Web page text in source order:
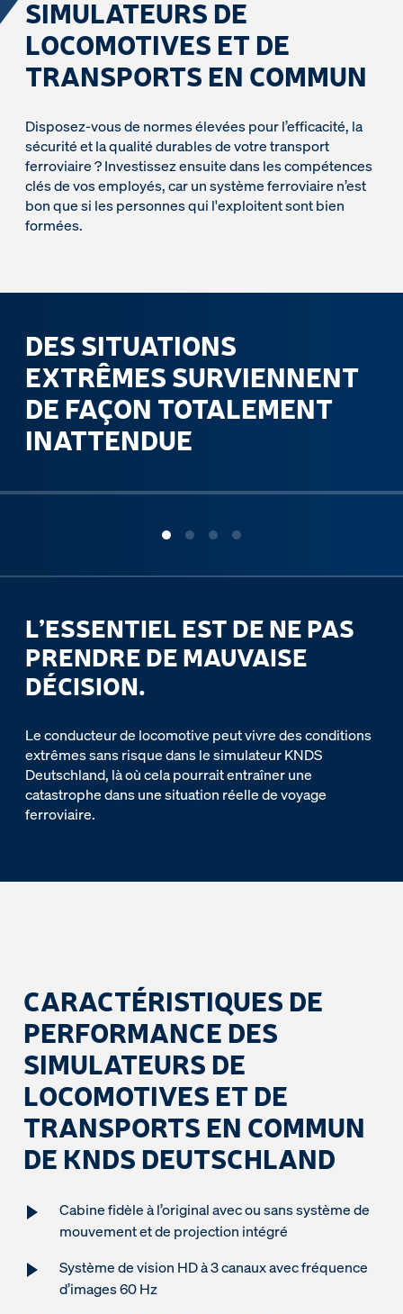
SIMULATEURS DE
LOCOMOTIVES ET DE
TRANSPORTS EN COMMUN
Disposez-vous de normes élevées pour l’efficacité, la
sécurité et la qualité durables de votre transport
ferroviaire ? Investissez ensuite dans les compétences
clés de vos employés, car un système ferroviaire n’est
bon que si les personnes qui l'exploitent sont bien
formées.
DES SITUATIONS
EXTRÊMES SURVIENNENT
DE FAÇON TOTALEMENT
INATTENDUE
L’ESSENTIEL EST DE NE PAS
PRENDRE DE MAUVAISE
DÉCISION.
Le conducteur de locomotive peut vivre des conditions
extrêmes sans risque dans le simulateur KNDS
Deutschland, là où cela pourrait entraîner une
catastrophe dans une situation réelle de voyage
ferroviaire.
CARACTÉRISTIQUES DE
PERFORMANCE DES
SIMULATEURS DE
LOCOMOTIVES ET DE
TRANSPORTS EN COMMUN
DE KNDS DEUTSCHLAND
Cabine fidèle à l’original avec ou sans système de
mouvement et de projection intégré
Système de vision HD à 3 canaux avec fréquence
d’images 60 Hz